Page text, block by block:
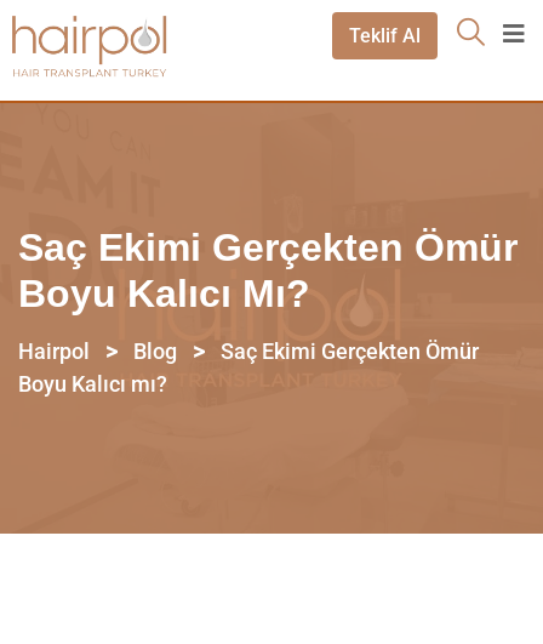
Teklif Al
Saç Ekimi Gerçekten Ömür
Boyu Kalıcı Mı?
Hairpol > Blog >
Saç Ekimi Gerçekten Ömür
Boyu Kalıcı mı?